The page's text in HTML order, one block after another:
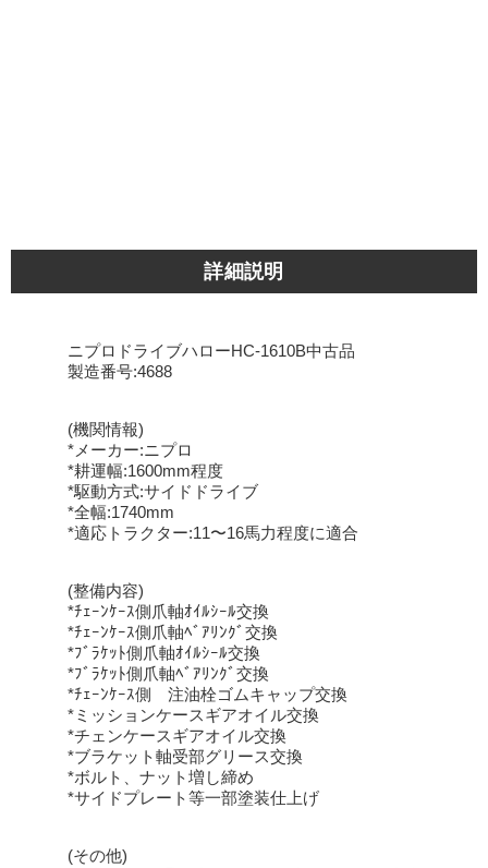
詳細説明
ニプロドライブハローHC-1610B中古品
製造番号:4688
(機関情報)
*メーカー:ニプロ
*耕運幅:1600mm程度
*駆動方式:サイドドライブ
*全幅:1740mm
*適応トラクター:11〜16馬力程度に適合
(整備内容)
*ﾁｪｰﾝｹｰｽ側爪軸ｵｲﾙｼｰﾙ交換
*ﾁｪｰﾝｹｰｽ側爪軸ﾍﾞｱﾘﾝｸﾞ交換
*ﾌﾞﾗｹｯﾄ側爪軸ｵｲﾙｼｰﾙ交換
*ﾌﾞﾗｹｯﾄ側爪軸ﾍﾞｱﾘﾝｸﾞ交換
*ﾁｪｰﾝｹｰｽ側 注油栓ゴムキャップ交換
*ミッションケースギアオイル交換
*チェンケースギアオイル交換
*ブラケット軸受部グリース交換
*ボルト、ナット増し締め
*サイドプレート等一部塗装仕上げ
(その他)